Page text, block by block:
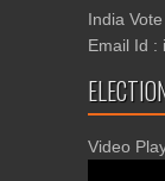
India
Email Id :
Video